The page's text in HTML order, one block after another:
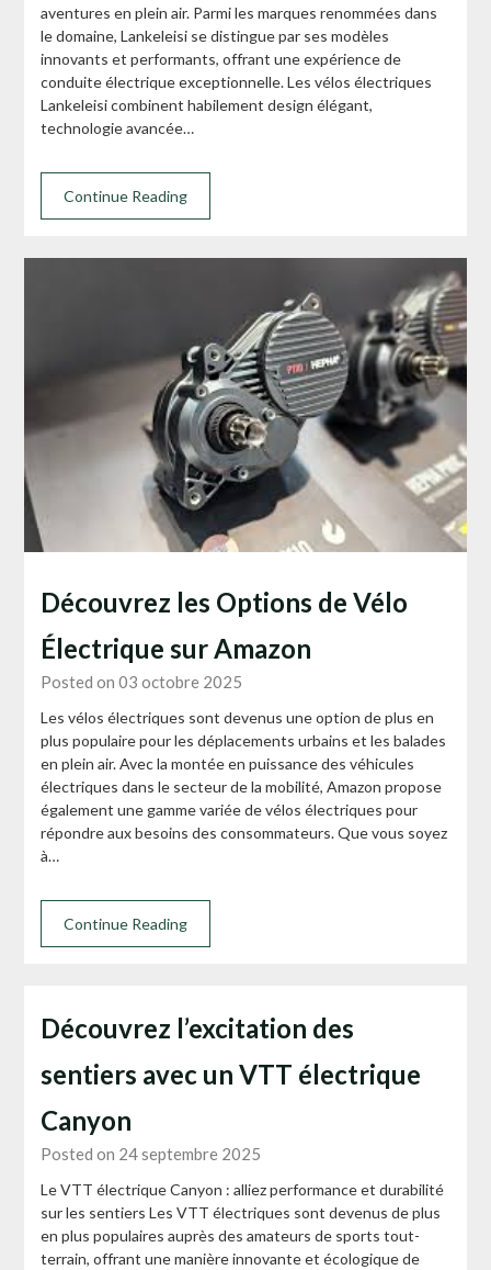
aventures en plein air. Parmi les marques renommées dans
le domaine, Lankeleisi se distingue par ses modèles
innovants et performants, offrant une expérience de
conduite électrique exceptionnelle. Les vélos électriques
Lankeleisi combinent habilement design élégant,
technologie avancée…
Continue Reading
Découvrez les Options de Vélo
Électrique sur Amazon
Posted on 03 octobre 2025
Les vélos électriques sont devenus une option de plus en
plus populaire pour les déplacements urbains et les balades
en plein air. Avec la montée en puissance des véhicules
électriques dans le secteur de la mobilité, Amazon propose
également une gamme variée de vélos électriques pour
répondre aux besoins des consommateurs. Que vous soyez
à…
Continue Reading
Découvrez l’excitation des
sentiers avec un VTT électrique
Canyon
Posted on 24 septembre 2025
Le VTT électrique Canyon : alliez performance et durabilité
sur les sentiers Les VTT électriques sont devenus de plus
en plus populaires auprès des amateurs de sports tout-
terrain, offrant une manière innovante et écologique de